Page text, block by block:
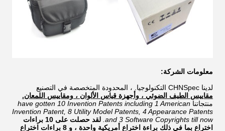
معلومات الشركة:
لدينا CHNSpec التكنولوجيا. ، المحدودة المتخصصة في التصنيع
مقاييس الطيف الضوئي ، وأجهزة قياس الألوان ، ومقاييس اللمعان.
منتجاتنا have gotten 10 Invention Patents including 1 American
Invention Patent, 8 Utility Model Patents, 4 Appearance Patents
and 3 Software Copyrights till now.
لقد حصلت على 10 براءات
اختراع بما في ذلك براءة اختراع أمريكية واحدة ، و 8 براءات اختراع